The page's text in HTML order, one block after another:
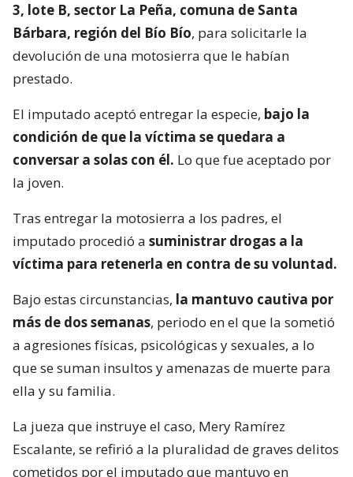
3, lote B, sector La Peña, comuna de Santa
Bárbara, región del Bío Bío, para solicitarle la
devolución de una motosierra que le habían
prestado.
El imputado aceptó entregar la especie, bajo la
condición de que la víctima se quedara a
conversar a solas con él. Lo que fue aceptado por
la joven.
Tras entregar la motosierra a los padres, el
imputado procedió a suministrar drogas a la
víctima para retenerla en contra de su voluntad.
Bajo estas circunstancias, la mantuvo cautiva por
más de dos semanas, periodo en el que la sometió
a agresiones físicas, psicológicas y sexuales, a lo
que se suman insultos y amenazas de muerte para
ella y su familia.
La jueza que instruye el caso, Mery Ramírez
Escalante, se refirió a la pluralidad de graves delitos
cometidos por el imputado que mantuvo en